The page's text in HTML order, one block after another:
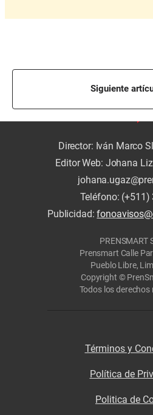
Siguiente
Director: Iván Marco
Editor Web: Johana
Teléfono: (+511)
Publicidad:
PRENSMART
Prensmart Calle
Pueblo Libre,
Copyright ©
Todos los derechos
Términos y
Política de
Politica de